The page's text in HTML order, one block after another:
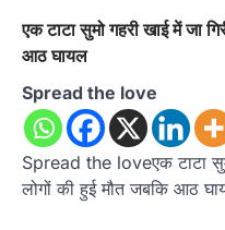
एक टाटा सुमो गहरी खाई में जा
आठ घायल
Spread the love
Spread the loveएक टाटा
लोगों की हुई मौत जबकि आठ